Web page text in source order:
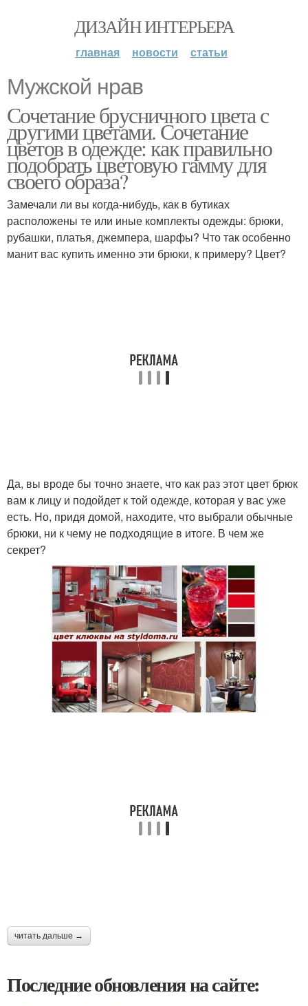
ДИЗАЙН ИНТЕРЬЕРА
главная новости статьи
Мужской нрав
Сочетание брусничного цвета с
другими цветами. Сочетание
цветов в одежде: как правильно
подобрать цветовую гамму для
своего образа?
Замечали ли вы когда-нибудь, как в бутиках
расположены те или иные комплекты одежды: брюки,
рубашки, платья, джемпера, шарфы? Что так особенно
манит вас купить именно эти брюки, к примеру? Цвет?
Да, вы вроде бы точно знаете, что как раз этот цвет брюк
вам к лицу и подойдет к той одежде, которая у вас уже
есть. Но, придя домой, находите, что выбрали обычные
брюки, ни к чему не подходящие в итоге. В чем же
секрет?
читать дальше →
Последние обновления на сайте: